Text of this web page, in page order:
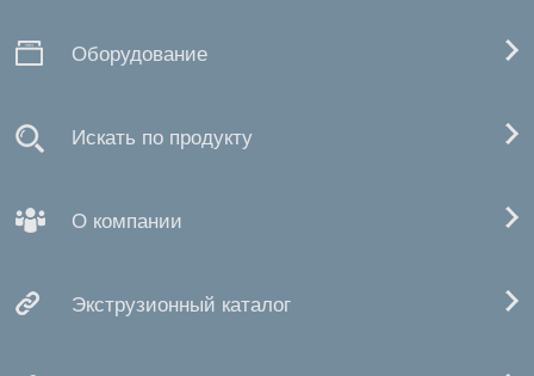
Оборудование
Искать по продукту
О компании
Экструзионный каталог